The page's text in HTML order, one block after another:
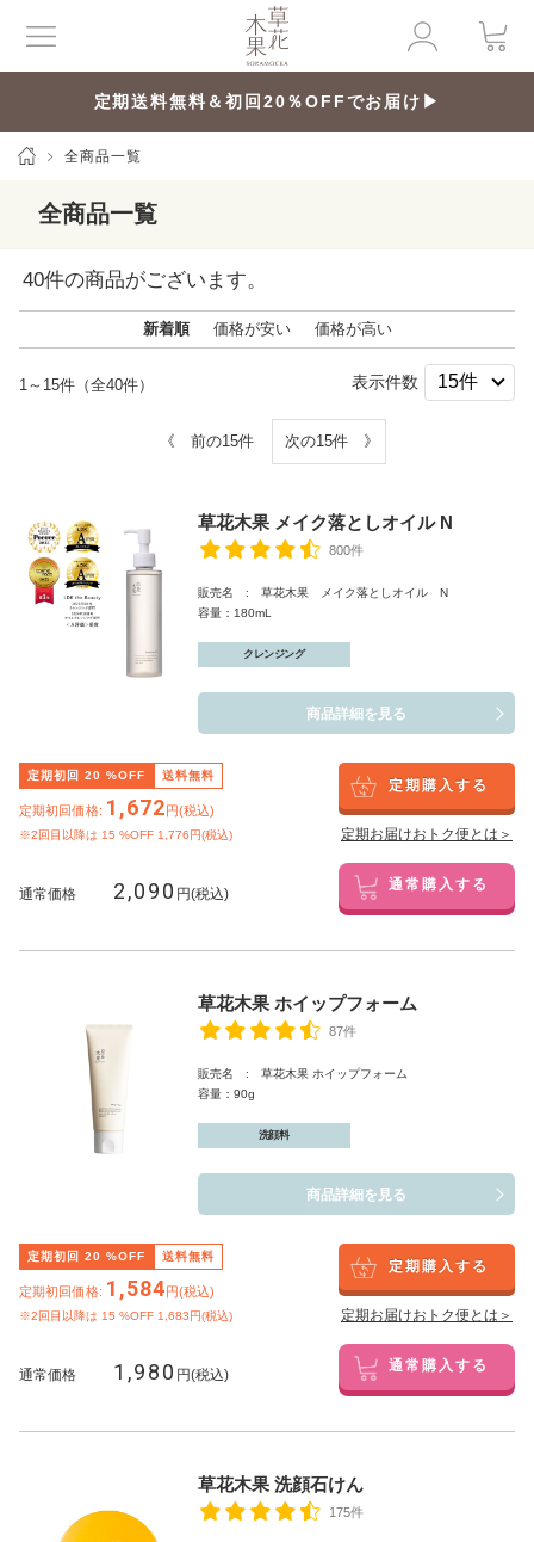
定期送料無料＆初回20％OFFでお届け▶
全商品一覧
全商品一覧
40件の商品がございます。
新着順 価格が安い 価格が高い
1～15件（全40件） 表示件数
《 前の15件 次の15件 》
草花木果 メイク落としオイル N
800件
販売名 : 草花木果 メイク落としオイル N
容量：180mL
クレンジング
商品詳細を見る
定期初回 20 %OFF 送料無料
定期初回価格: 1,672円(税込)
※2回目以降は 15 %OFF 1,776円(税込)
定期購入する
定期お届けおトク便とは＞
通常価格 2,090 円(税込) 通常購入する
草花木果 ホイップフォーム
87件
販売名 : 草花木果 ホイップフォーム
容量：90g
洗顔料
商品詳細を見る
定期初回 20 %OFF 送料無料
定期初回価格: 1,584円(税込)
※2回目以降は 15 %OFF 1,683円(税込)
定期購入する
定期お届けおトク便とは＞
通常価格 1,980 円(税込) 通常購入する
草花木果 洗顔石けん
175件